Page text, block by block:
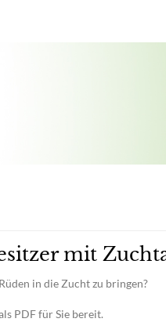
mit
in die Zucht zu bringen?
PDF für Sie bereit.